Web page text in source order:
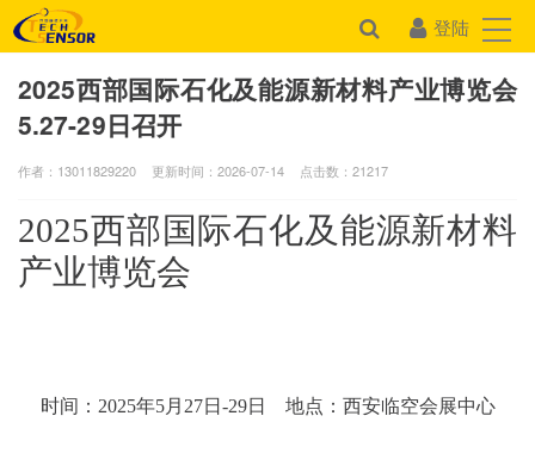
登陆
2025西部国际石化及能源新材料产业博览会
5.27-29日召开
作者：13011829220 更新时间：2026-07-14 点击数： 21217
2025西部国际石化及能源新材料
产业博览会
时间： 2025年5月27日-29日 地点：西安临空会展中心